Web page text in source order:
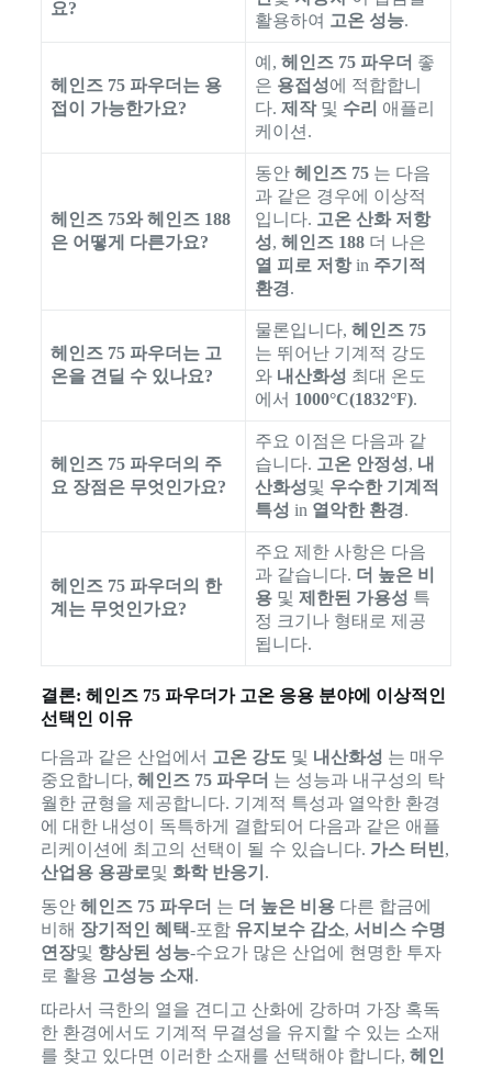
요?
활용하여 고온 성능.
헤인즈 75 파우더는 용
접이 가능한가요?
예, 헤인즈 75 파우더 좋
은 용접성에 적합합니
다. 제작및 수리 애플리
케이션.
헤인즈 75와 헤인즈 188
은 어떻게 다른가요?
동안 헤인즈 75는 다음
과 같은 경우에 이상적
입니다. 고온 산화 저항
성, 헤인즈 188더 나은
열 피로 저항in 주기적
환경.
헤인즈 75 파우더는 고
온을 견딜 수 있나요?
물론입니다, 헤인즈 75
는 뛰어난 기계적 강도
와 내산화성 최대 온도
에서 1000°C(1832°F).
헤인즈 75 파우더의 주
요 장점은 무엇인가요?
주요 이점은 다음과 같
습니다. 고온 안정성, 내
산화성및 우수한 기계적
특성 in 열악한 환경.
헤인즈 75 파우더의 한
계는 무엇인가요?
주요 제한 사항은 다음
과 같습니다. 더 높은 비
용및 제한된 가용성 특
정 크기나 형태로 제공
됩니다.
결론: 헤인즈 75 파우더가 고온 응용 분야에 이상적인
선택인 이유
다음과 같은 산업에서 고온 강도및 내산화성 는 매우
중요합니다, 헤인즈 75 파우더 는 성능과 내구성의 탁
월한 균형을 제공합니다. 기계적 특성과 열악한 환경
에 대한 내성이 독특하게 결합되어 다음과 같은 애플
리케이션에 최고의 선택이 될 수 있습니다. 가스 터빈,
산업용 용광로및 화학 반응기 .
동안 헤인즈 75 파우더 는 더 높은 비용다른 합금에
비해 장기적인 혜택-포함 유지보수 감소, 서비스 수명
연장및 향상된 성능-수요가 많은 산업에 현명한 투자
로 활용 고성능 소재 .
따라서 극한의 열을 견디고 산화에 강하며 가장 혹독
한 환경에서도 기계적 무결성을 유지할 수 있는 소재
를 찾고 있다면 이러한 소재를 선택해야 합니다, 헤인